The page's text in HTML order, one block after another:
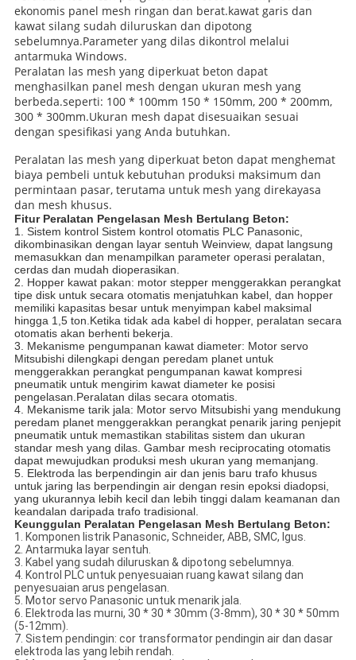
ekonomis panel mesh ringan dan berat.kawat garis dan
kawat silang sudah diluruskan dan dipotong
sebelumnya.Parameter yang dilas dikontrol melalui
antarmuka Windows.
Peralatan las mesh yang diperkuat beton dapat
menghasilkan panel mesh dengan ukuran mesh yang
berbeda.seperti: 100 * 100mm 150 * 150mm, 200 * 200mm,
300 * 300mm.Ukuran mesh dapat disesuaikan sesuai
dengan spesifikasi yang Anda butuhkan.
Peralatan las mesh yang diperkuat beton dapat menghemat
biaya pembeli untuk kebutuhan produksi maksimum dan
permintaan pasar, terutama untuk mesh yang direkayasa
dan mesh khusus.
Fitur Peralatan Pengelasan Mesh Bertulang Beton:
1. Sistem kontrol Sistem kontrol otomatis PLC Panasonic,
dikombinasikan dengan layar sentuh Weinview, dapat langsung
memasukkan dan menampilkan parameter operasi peralatan,
cerdas dan mudah dioperasikan.
2. Hopper kawat pakan: motor stepper menggerakkan perangkat
tipe disk untuk secara otomatis menjatuhkan kabel, dan hopper
memiliki kapasitas besar untuk menyimpan kabel maksimal
hingga 1,5 ton.Ketika tidak ada kabel di hopper, peralatan secara
otomatis akan berhenti bekerja.
3. Mekanisme pengumpanan kawat diameter: Motor servo
Mitsubishi dilengkapi dengan peredam planet untuk
menggerakkan perangkat pengumpanan kawat kompresi
pneumatik untuk mengirim kawat diameter ke posisi
pengelasan.Peralatan dilas secara otomatis.
4. Mekanisme tarik jala: Motor servo Mitsubishi yang mendukung
peredam planet menggerakkan perangkat penarik jaring penjepit
pneumatik untuk memastikan stabilitas sistem dan ukuran
standar mesh yang dilas. Gambar mesh reciprocating otomatis
dapat mewujudkan produksi mesh ukuran yang memanjang.
5. Elektroda las berpendingin air dan jenis baru trafo khusus
untuk jaring las berpendingin air dengan resin epoksi diadopsi,
yang ukurannya lebih kecil dan lebih tinggi dalam keamanan dan
keandalan daripada trafo tradisional.
Keunggulan Peralatan Pengelasan Mesh Bertulang Beton:
1. Komponen listrik Panasonic, Schneider, ABB, SMC, Igus.
2. Antarmuka layar sentuh.
3. Kabel yang sudah diluruskan & dipotong sebelumnya.
4. Kontrol PLC untuk penyesuaian ruang kawat silang dan
penyesuaian arus pengelasan.
5. Motor servo Panasonic untuk menarik jala.
6. Elektroda las murni, 30 * 30 * 30mm (3-8mm), 30 * 30 * 50mm
(5-12mm).
7. Sistem pendingin: cor transformator pendingin air dan dasar
elektroda las yang lebih rendah.